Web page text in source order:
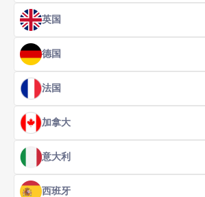
英国
德国
法国
加拿大
意大利
西班牙